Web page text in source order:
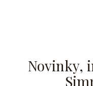
Novinky,